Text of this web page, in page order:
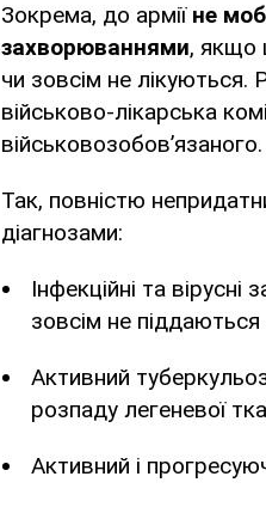
Зокрема, до армії не
захворюваннями, якщо
чи зовсім не лікуються.
військово-лікарська
військовозобов’язаного.
Так, повністю
діагнозами:
Інфекційні та
зовсім не піддаються
Активний
розпаду легеневої
Активний і